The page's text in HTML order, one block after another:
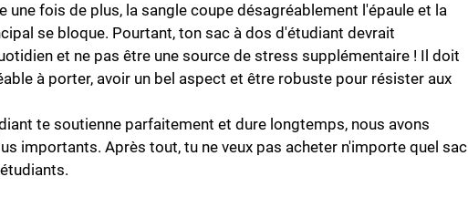
fois de plus, la sangle coupe désagréablement l'épaule et la
se bloque. Pourtant, ton sac à dos d'étudiant devrait
et ne pas être une source de stress supplémentaire ! Il doit
à porter, avoir un bel aspect et être robuste pour résister aux
te soutienne parfaitement et dure longtemps, nous avons
importants. Après tout, tu ne veux pas acheter n'importe quel sac